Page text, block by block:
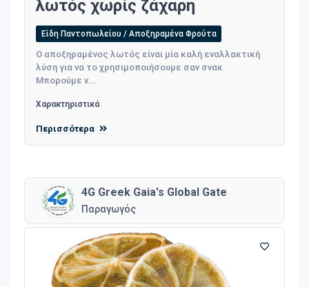
λωτός χωρίς ζάχαρη
Είδη Παντοπωλείου / Αποξηραμένα Φρούτα
Ο αποξηραμένος λωτός είναι μία καλή εναλλακτική
λύση για να το χρησιμοποιήσουμε σαν σνακ.
Μπορούμε ν...
Χαρακτηριστικά
Περισσότερα
4G Greek Gaia's Global Gate
Παραγωγός